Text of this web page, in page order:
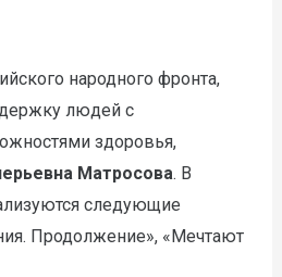
народного фронта,
людей с
здоровья,
Матросова. В
следующие
Продолжение», «Мечтают